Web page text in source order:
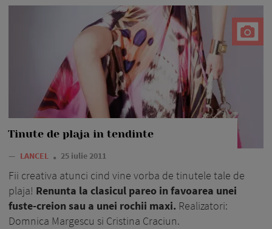
Tinute de plaja in tendinte
— LANCEL 25 iulie 2011
Fii creativa atunci cind vine vorba de tinutele tale de
plaja! Renunta la clasicul pareo in favoarea unei
fuste-creion sau a unei rochii maxi. Realizatori:
Domnica Margescu si Cristina Craciun.